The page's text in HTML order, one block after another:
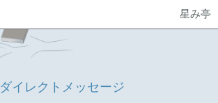
星み亭
ダイレクトメッセージ